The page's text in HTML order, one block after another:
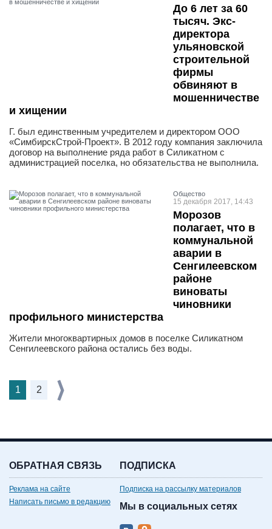
До 6 лет за 60
тысяч. Экс-
директора
ульяновской
строительной
фирмы
обвиняют в
мошенничестве
и хищении
Г. был единственным учредителем и директором ООО
«СимбирскСтрой-Проект». В 2012 году компания заключила
договор на выполнение ряда работ в Силикатном с
администрацией поселка, но обязательства не выполнила.
Общество
15 декабря 2017, 14:43
Морозов
полагает, что в
коммунальной
аварии в
Сенгилеевском
районе
виноваты
чиновники
профильного министерства
Жители многоквартирных домов в поселке Силикатном
Сенгилеевского района остались без воды.
1 2
ОБРАТНАЯ СВЯЗЬ
Реклама на сайте
Написать письмо в редакцию
ПОДПИСКА
Подписка на рассылку материалов
Мы в социальных сетях